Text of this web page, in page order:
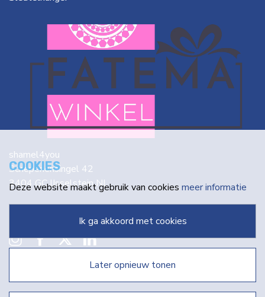
shamel4you
Schepenensingel 42
3404 GC IJsselstein NL
COOKIES
Deze website maakt gebruik van cookies meer informatie
ik ga akkoord met cookies
later opnieuw tonen